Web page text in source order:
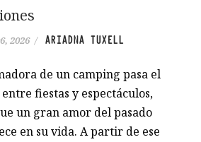
2026 / ARIADNA TUXELL
de un camping pasa el
fiestas y espectáculos,
un gran amor del pasado
en su vida. A partir de ese